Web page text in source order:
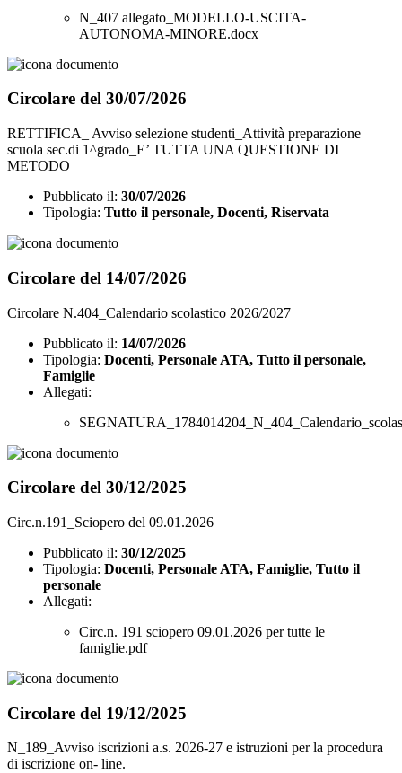
N_407 allegato_MODELLO-USCITA-
AUTONOMA-MINORE.docx
Circolare del 30/07/2026
RETTIFICA_ Avviso selezione studenti_Attività preparazione
scuola sec.di 1^grado_E’ TUTTA UNA QUESTIONE DI
METODO
Pubblicato il: 30/07/2026
Tipologia: Tutto il personale, Docenti, Riservata
Circolare del 14/07/2026
Circolare N.404_Calendario scolastico 2026/2027
Pubblicato il: 14/07/2026
Tipologia: Docenti, Personale ATA, Tutto il personale,
Famiglie
Allegati:
Circolare del 30/12/2025
Circ.n.191_Sciopero del 09.01.2026
Pubblicato il: 30/12/2025
Tipologia: Docenti, Personale ATA, Famiglie, Tutto il
personale
Allegati:
Circ.n. 191 sciopero 09.01.2026 per tutte le
famiglie.pdf
Circolare del 19/12/2025
N_189_Avviso iscrizioni a.s. 2026-27 e istruzioni per la procedura
di iscrizione on- line.